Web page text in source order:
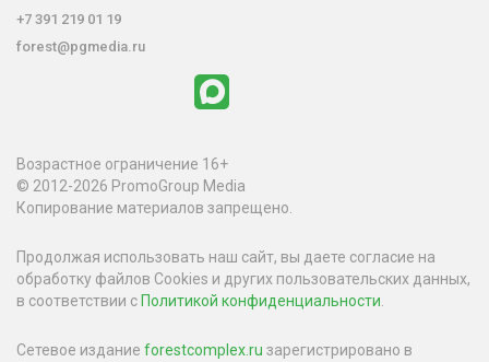
+7 391 219 01 19
forest@pgmedia.ru
Возрастное ограничение 16+
© 2012-2026 PromoGroup Media
Копирование материалов запрещено.
Продолжая использовать наш сайт, вы даете согласие на
обработку файлов Cookies и других пользовательских данных,
в соответствии с Политикой конфиденциальности.
Сетевое издание forestcomplex.ru зарегистрировано в